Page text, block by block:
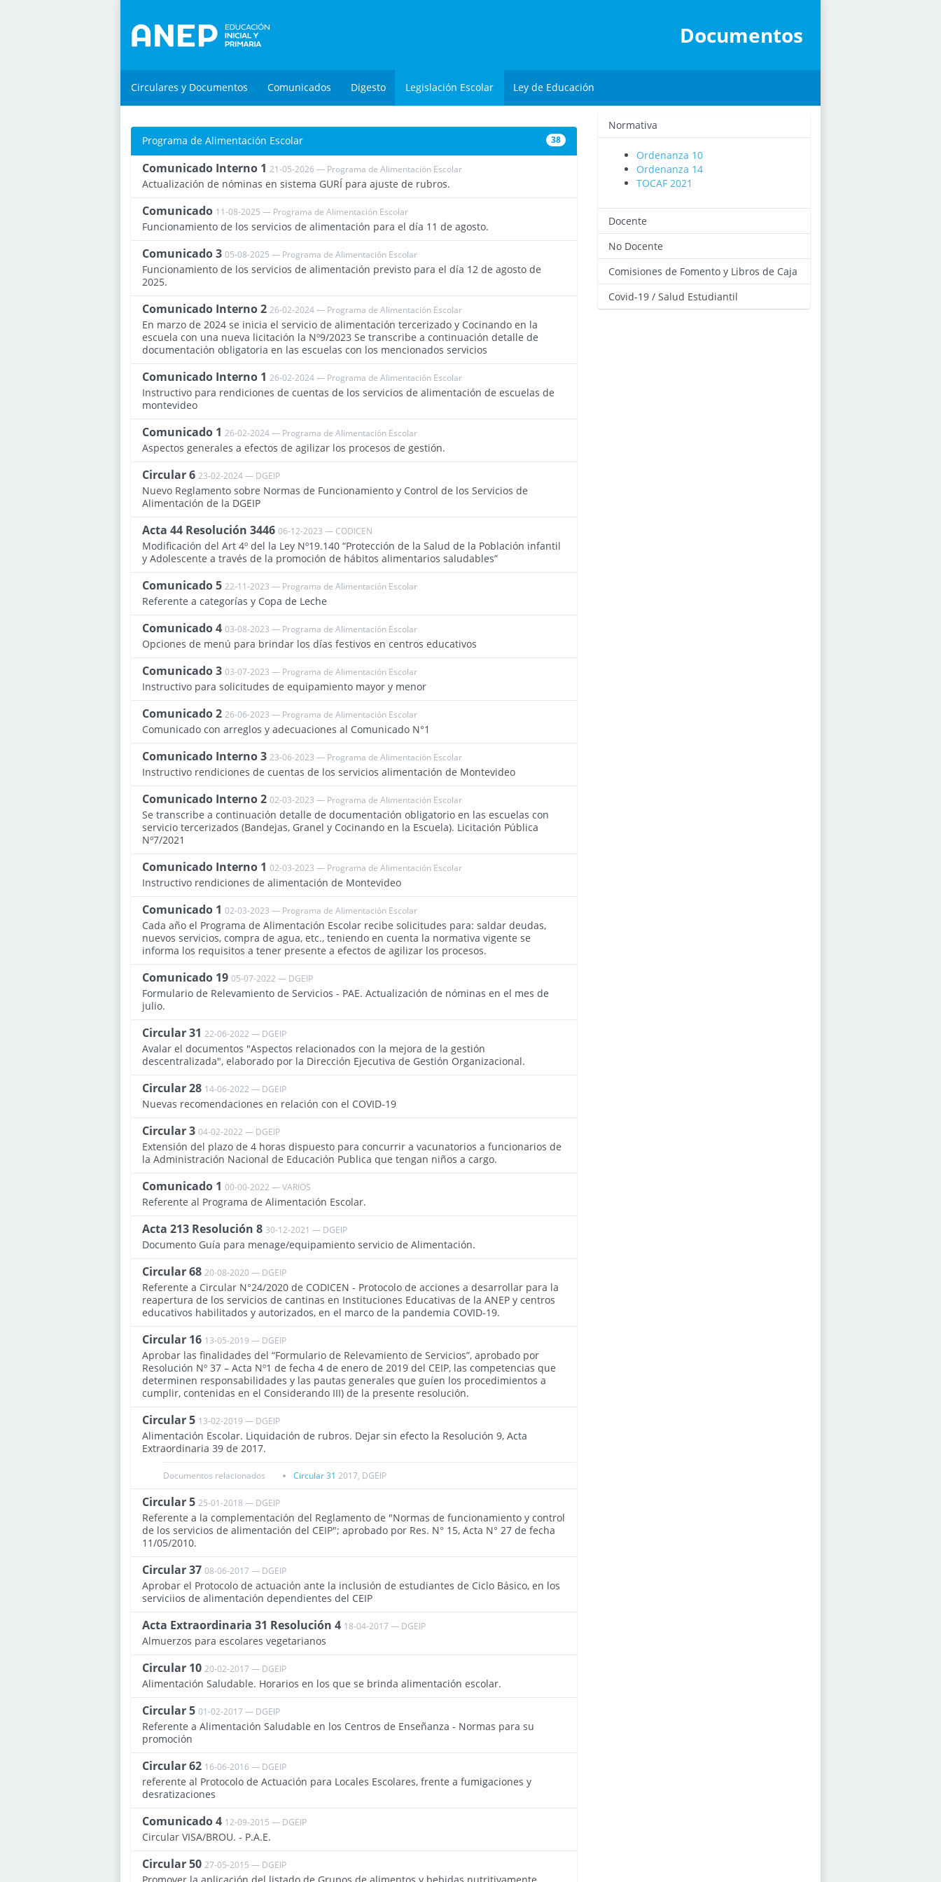
Documentos
Circulares y Documentos Comunicados Digesto Legislación Escolar Ley de Educación
Programa de Alimentación Escolar 38
Comunicado Interno 1 21-05-2026 — Programa de Alimentación Escolar
Actualización de nóminas en sistema GURÍ para ajuste de rubros.
Comunicado 11-08-2025 — Programa de Alimentación Escolar
Funcionamiento de los servicios de alimentación para el día 11 de agosto.
Comunicado 3 05-08-2025 — Programa de Alimentación Escolar
Funcionamiento de los servicios de alimentación previsto para el día 12 de agosto de
2025.
Comunicado Interno 2 26-02-2024 — Programa de Alimentación Escolar
En marzo de 2024 se inicia el servicio de alimentación tercerizado y Cocinando en la
escuela con una nueva licitación la Nº9/2023 Se transcribe a continuación detalle de
documentación obligatoria en las escuelas con los mencionados servicios
Comunicado Interno 1 26-02-2024 — Programa de Alimentación Escolar
Instructivo para rendiciones de cuentas de los servicios de alimentación de escuelas de
montevideo
Comunicado 1 26-02-2024 — Programa de Alimentación Escolar
Aspectos generales a efectos de agilizar los procesos de gestión.
Circular 6 23-02-2024 — DGEIP
Nuevo Reglamento sobre Normas de Funcionamiento y Control de los Servicios de
Alimentación de la DGEIP
Acta 44 Resolución 3446 06-12-2023 — CODICEN
Modificación del Art 4º del la Ley Nº19.140 “Protección de la Salud de la Población infantil
y Adolescente a través de la promoción de hábitos alimentarios saludables”
Comunicado 5 22-11-2023 — Programa de Alimentación Escolar
Referente a categorías y Copa de Leche
Comunicado 4 03-08-2023 — Programa de Alimentación Escolar
Opciones de menú para brindar los días festivos en centros educativos
Comunicado 3 03-07-2023 — Programa de Alimentación Escolar
Instructivo para solicitudes de equipamiento mayor y menor
Comunicado 2 26-06-2023 — Programa de Alimentación Escolar
Comunicado con arreglos y adecuaciones al Comunicado N°1
Comunicado Interno 3 23-06-2023 — Programa de Alimentación Escolar
Instructivo rendiciones de cuentas de los servicios alimentación de Montevideo
Comunicado Interno 2 02-03-2023 — Programa de Alimentación Escolar
Se transcribe a continuación detalle de documentación obligatorio en las escuelas con
servicio tercerizados (Bandejas, Granel y Cocinando en la Escuela). Licitación Pública
Nº7/2021
Comunicado Interno 1 02-03-2023 — Programa de Alimentación Escolar
Instructivo rendiciones de alimentación de Montevideo
Comunicado 1 02-03-2023 — Programa de Alimentación Escolar
Cada año el Programa de Alimentación Escolar recibe solicitudes para: saldar deudas,
nuevos servicios, compra de agua, etc., teniendo en cuenta la normativa vigente se
informa los requisitos a tener presente a efectos de agilizar los procesos.
Comunicado 19 05-07-2022 — DGEIP
Formulario de Relevamiento de Servicios - PAE. Actualización de nóminas en el mes de
julio.
Circular 31 22-06-2022 — DGEIP
Avalar el documentos "Aspectos relacionados con la mejora de la gestión
descentralizada", elaborado por la Dirección Ejecutiva de Gestión Organizacional.
Circular 28 14-06-2022 — DGEIP
Nuevas recomendaciones en relación con el COVID-19
Circular 3 04-02-2022 — DGEIP
Extensión del plazo de 4 horas dispuesto para concurrir a vacunatorios a funcionarios de
la Administración Nacional de Educación Publica que tengan niños a cargo.
Comunicado 1 00-00-2022 — VARIOS
Referente al Programa de Alimentación Escolar.
Acta 213 Resolución 8 30-12-2021 — DGEIP
Documento Guía para menage/equipamiento servicio de Alimentación.
Circular 68 20-08-2020 — DGEIP
Referente a Circular N°24/2020 de CODICEN - Protocolo de acciones a desarrollar para la
reapertura de los servicios de cantinas en Instituciones Educativas de la ANEP y centros
educativos habilitados y autorizados, en el marco de la pandemia COVID-19.
Circular 16 13-05-2019 — DGEIP
Aprobar las finalidades del “Formulario de Relevamiento de Servicios”, aprobado por
Resolución Nº 37 – Acta Nº1 de fecha 4 de enero de 2019 del CEIP, las competencias que
determinen responsabilidades y las pautas generales que guíen los procedimientos a
cumplir, contenidas en el Considerando III) de la presente resolución.
Circular 5 13-02-2019 — DGEIP
Alimentación Escolar. Liquidación de rubros. Dejar sin efecto la Resolución 9, Acta
Extraordinaria 39 de 2017.
Documentos relacionados Circular 31 2017, DGEIP
Circular 5 25-01-2018 — DGEIP
Referente a la complementación del Reglamento de "Normas de funcionamiento y control
de los servicios de alimentación del CEIP"; aprobado por Res. N° 15, Acta N° 27 de fecha
11/05/2010.
Circular 37 08-06-2017 — DGEIP
Aprobar el Protocolo de actuación ante la inclusión de estudiantes de Ciclo Básico, en los
serviciios de alimentación dependientes del CEIP
Acta Extraordinaria 31 Resolución 4 18-04-2017 — DGEIP
Almuerzos para escolares vegetarianos
Circular 10 20-02-2017 — DGEIP
Alimentación Saludable. Horarios en los que se brinda alimentación escolar.
Circular 5 01-02-2017 — DGEIP
Referente a Alimentación Saludable en los Centros de Enseñanza - Normas para su
promoción
Circular 62 16-06-2016 — DGEIP
referente al Protocolo de Actuación para Locales Escolares, frente a fumigaciones y
desratizaciones
Comunicado 4 12-09-2015 — DGEIP
Circular VISA/BROU. - P.A.E.
Circular 50 27-05-2015 — DGEIP
Normativa
Ordenanza 10
Ordenanza 14
TOCAF 2021
Docente
No Docente
Comisiones de Fomento y Libros de Caja
Covid-19 / Salud Estudiantil